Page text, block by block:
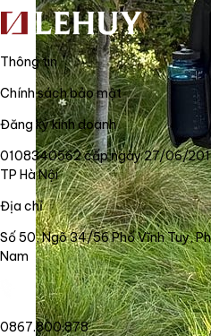
Thông tin
Chính sách bảo mật
Đăng ký kinh doanh
0108340562 cấp ngày 27/06/
TP Hà Nội
Địa chỉ
Số 50, Ngõ 34/56 Phố Vĩnh Tuy,
Nam
0867.800.878